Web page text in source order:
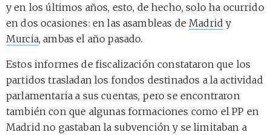
y en los últimos años, esto, de hecho, solo ha ocurrido
en dos ocasiones: en las asambleas de Madrid y
Murcia, ambas el año pasado.
Estos informes de fiscalización constataron que los
partidos trasladan los fondos destinados a la actividad
parlamentaria a sus cuentas, pero se encontraron
también con que algunas formaciones como el PP en
Madrid no gastaban la subvención y se limitaban a